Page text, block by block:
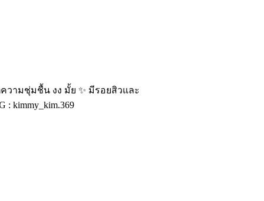
ความชุ่มชื้น งง มั้ย ✨ มีรอยสิวและ
: kimmy_kim.369